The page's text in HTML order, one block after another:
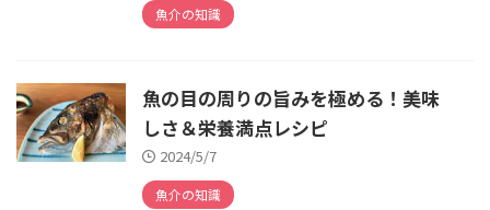
魚介の知識
魚の目の周りの旨みを極める！美味
しさ＆栄養満点レシピ
2024/5/7
魚介の知識